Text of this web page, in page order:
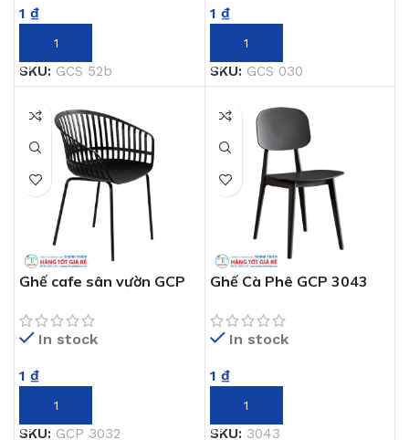
1 ₫
THÊM VÀO GIỎ HÀNG
SKU: GCS 52b
1 ₫
THÊM VÀO GIỎ HÀNG
SKU: GCS 030
Ghế cafe sân vườn GCP
In stock
1 ₫
THÊM VÀO GIỎ HÀNG
SKU: GCP 3032
Ghế Cà Phê GCP 3043
In stock
1 ₫
THÊM VÀO GIỎ HÀNG
SKU: 3043